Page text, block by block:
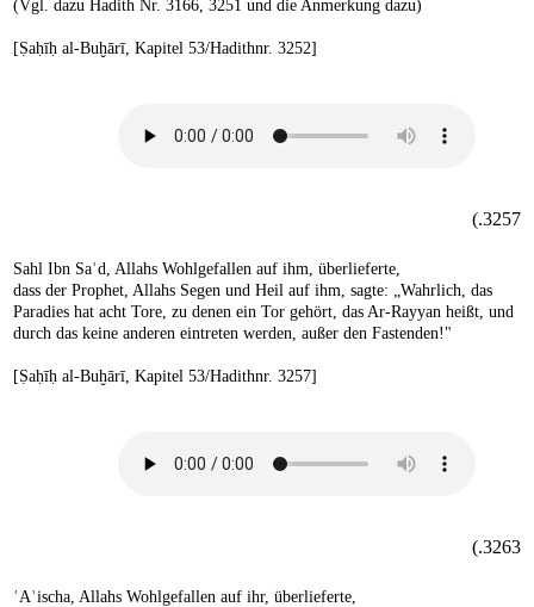
(Vgl. dazu Hadith Nr. 3166, 3251 und die Anmerkung dazu)
[Ṣaḥīḥ al-Buḫārī, Kapitel 53/Hadithnr. 3252]
3257.)
Sahl Ibn Saʿd, Allahs Wohlgefallen auf ihm, überlieferte,
dass der Prophet, Allahs Segen und Heil auf ihm, sagte: „Wahrlich, das
Paradies hat acht Tore, zu denen ein Tor gehört, das Ar-Rayyan heißt, und
durch das keine anderen eintreten werden, außer den Fastenden!"
[Ṣaḥīḥ al-Buḫārī, Kapitel 53/Hadithnr. 3257]
3263.)
ʿAʾischa, Allahs Wohlgefallen auf ihr, überlieferte,